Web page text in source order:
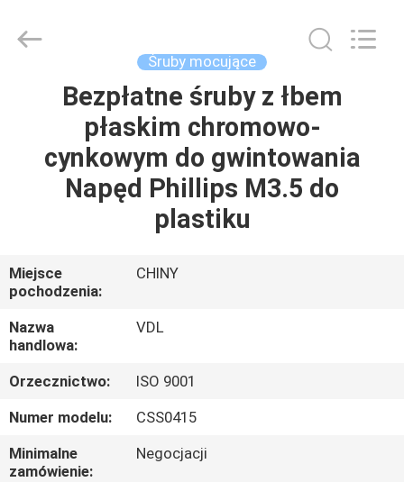
PRODUKTY
WYCIECZKA
PO
FABRYCE
KONTROLA
JAKOŚCI
LTD.
Śruby mocujące
Bezpłatne śruby z łbem
płaskim chromowo-
cynkowym do gwintowania
Napęd Phillips M3.5 do
plastiku
Miejsce
pochodzenia:
CHINY
Nazwa
handlowa:
VDL
Orzecznictwo:
ISO 9001
Numer modelu:
CSS0415
Minimalne
zamówienie:
Negocjacji